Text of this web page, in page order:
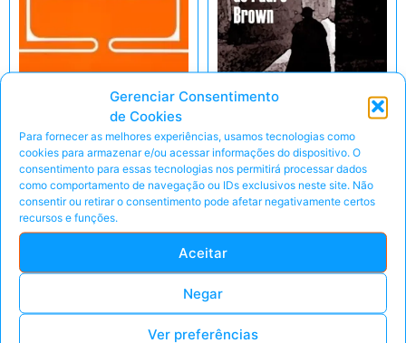
Gerenciar Consentimento
de Cookies
Para fornecer as melhores experiências, usamos tecnologias como
cookies para armazenar e/ou acessar informações do dispositivo. O
consentimento para essas tecnologias nos permitirá processar dados
como comportamento de navegação ou IDs exclusivos neste site. Não
consentir ou retirar o consentimento pode afetar negativamente certos
recursos e funções.
Aceitar
Negar
Ver preferências
A Interpretação da
Bíblia na Igreja –
Pontifícia
Comissão Bíblica
A Inocência do
Padre Brown –
R$7,99